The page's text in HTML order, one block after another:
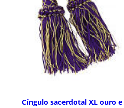
Cíngulo sacerdotal XL ouro